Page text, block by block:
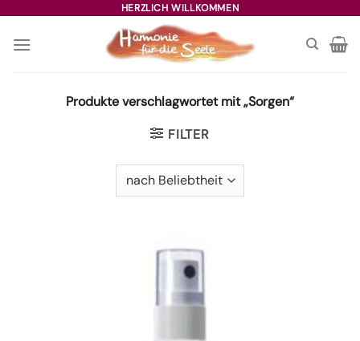
springen
HERZLICH WILLKOMMEN
Produkte verschlagwortet mit „Sorgen“
FILTER